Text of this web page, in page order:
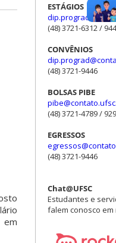
em
ESTÁGIOS
(48) 3721-6312 /
CONVÊNIOS
(48) 3721-9446
BOLSAS PIBE
(48) 3721-4789 /
EGRESSOS
(48) 3721-9446
Chat@UFSC
Estudantes e
falem conosco em